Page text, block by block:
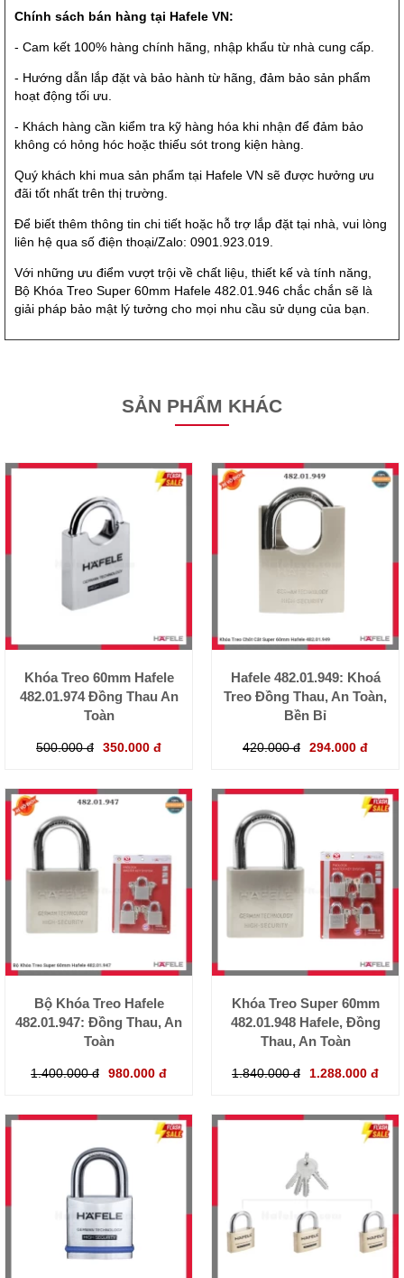
Chính sách bán hàng tại Hafele VN:
- Cam kết 100% hàng chính hãng, nhập khẩu từ nhà cung cấp.
- Hướng dẫn lắp đặt và bảo hành từ hãng, đảm bảo sản phẩm
hoạt động tối ưu.
- Khách hàng cần kiểm tra kỹ hàng hóa khi nhận để đảm bảo
không có hỏng hóc hoặc thiếu sót trong kiện hàng.
Quý khách khi mua sản phẩm tại Hafele VN sẽ được hưởng ưu
đãi tốt nhất trên thị trường.
Để biết thêm thông tin chi tiết hoặc hỗ trợ lắp đặt tại nhà, vui lòng
liên hệ qua số điện thoại/Zalo: 0901.923.019.
Với những ưu điểm vượt trội về chất liệu, thiết kế và tính năng,
Bộ Khóa Treo Super 60mm Hafele 482.01.946 chắc chắn sẽ là
giải pháp bảo mật lý tưởng cho mọi nhu cầu sử dụng của bạn.
SẢN PHẨM KHÁC
Khóa Treo 60mm Hafele
482.01.974 Đồng Thau An
Toàn
500.000 đ 350.000 đ
Hafele 482.01.949: Khoá
Treo Đồng Thau, An Toàn,
Bền Bỉ
420.000 đ 294.000 đ
Bộ Khóa Treo Hafele
482.01.947: Đồng Thau, An
Toàn
1.400.000 đ 980.000 đ
Khóa Treo Super 60mm
482.01.948 Hafele, Đồng
Thau, An Toàn
1.840.000 đ 1.288.000 đ